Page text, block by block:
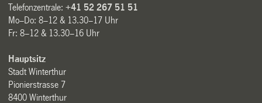
Telefonzentrale:+41 52 267 51 51
Mo–Do: 8–12 & 13.30–17 Uhr
Fr: 8–12 & 13.30–16 Uhr
Hauptsitz
Stadt Winterthur
Pionierstrasse 7
8400 Winterthur